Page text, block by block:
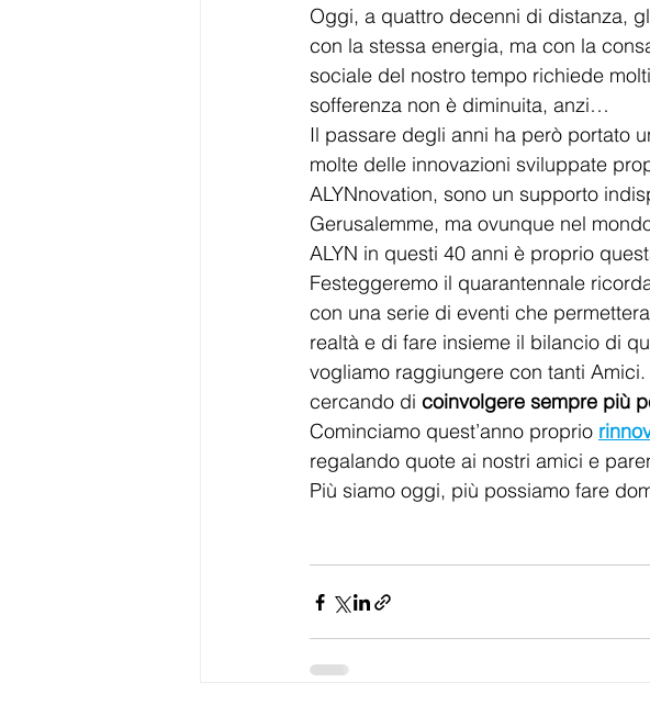
Oggi, a quattro decenni di distanza,
con la stessa energia, ma con la
sociale del nostro tempo richiede
sofferenza non è diminuita, anzi…
Il passare degli anni ha però portato
molte delle innovazioni sviluppate
ALYNnovation, sono un supporto
Gerusalemme, ma ovunque nel
ALYN in questi 40 anni è proprio
Festeggeremo il quarantennale
con una serie di eventi che
realtà e di fare insieme il bilancio di
vogliamo raggiungere con tanti
cercando di coinvolgere sempre più
Cominciamo quest’anno proprio
regalando quote ai nostri amici e
Più siamo oggi, più possiamo fare